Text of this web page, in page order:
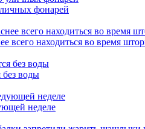
фонарей
всего находиться во время
без воды
неделе